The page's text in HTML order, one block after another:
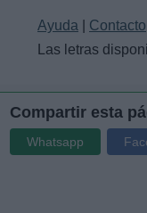
Ayuda Contacto
Las letras
Compartir esta
Whatsapp